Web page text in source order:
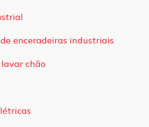
enceradeiras industriais
chão